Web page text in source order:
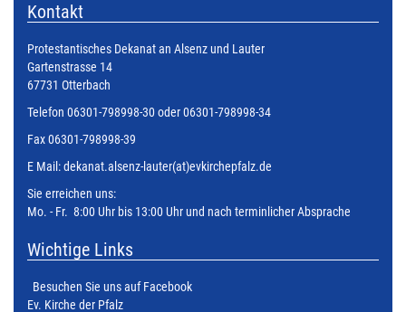
Kontakt
Protestantisches Dekanat an Alsenz und Lauter
Gartenstrasse 14
67731 Otterbach
Telefon 06301-798998-30 oder 06301-798998-34
Fax 06301-798998-39
E Mail:dekanat.alsenz-lauter(at)evkirchepfalz.de
Sie erreichen uns:
Mo. - Fr. 8:00 Uhr bis 13:00 Uhr und nach terminlicher Absprache
Wichtige Links
Besuchen Sie uns auf Facebook
Ev. Kirche der Pfalz